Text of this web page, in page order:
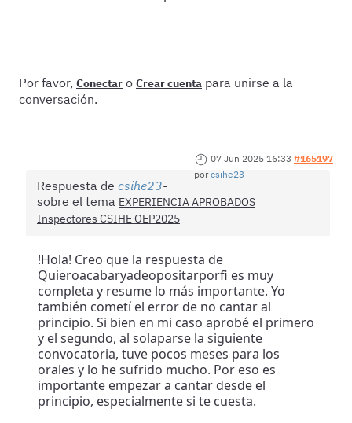
Por favor, Conectar o Crear cuenta para unirse a la
conversación.
07 Jun 2025 16:33 #165197
porcsihe23
Respuesta de csihe23
sobre el tema EXPERIENCIA APROBADOS
Inspectores CSIHE OEP2025
!Hola! Creo que la respuesta de
Quieroacabaryadeopositarporfi es muy
completa y resume lo más importante. Yo
también cometí el error de no cantar al
principio. Si bien en mi caso aprobé el primero
y el segundo, al solaparse la siguiente
convocatoria, tuve pocos meses para los
orales y lo he sufrido mucho. Por eso es
importante empezar a cantar desde el
principio, especialmente si te cuesta.